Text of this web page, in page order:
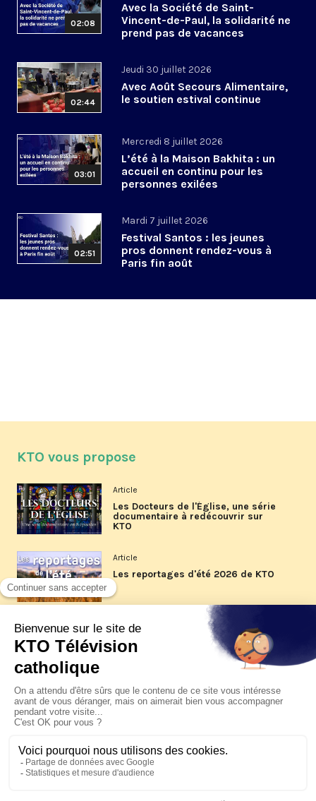
02:08
Avec la Société de Saint-
Vincent-de-Paul, la solidarité ne
prend pas de vacances
02:44
Jeudi 30 juillet 2026
Avec Août Secours Alimentaire,
le soutien estival continue
03:01
Mercredi 8 juillet 2026
L’été à la Maison Bakhita : un
accueil en continu pour les
personnes exilées
02:51
Mardi 7 juillet 2026
Festival Santos : les jeunes
pros donnent rendez-vous à
Paris fin août
KTO vous propose
Article
Les Docteurs de l'Église, une série
documentaire à redécouvrir sur
KTO
Article
Les reportages d'été 2026 de KTO
Article
La visite pastorale du pape Léon
XIV à Assise à suivre sur KTO le
Article
Le pape en Uruguay, Argentine et